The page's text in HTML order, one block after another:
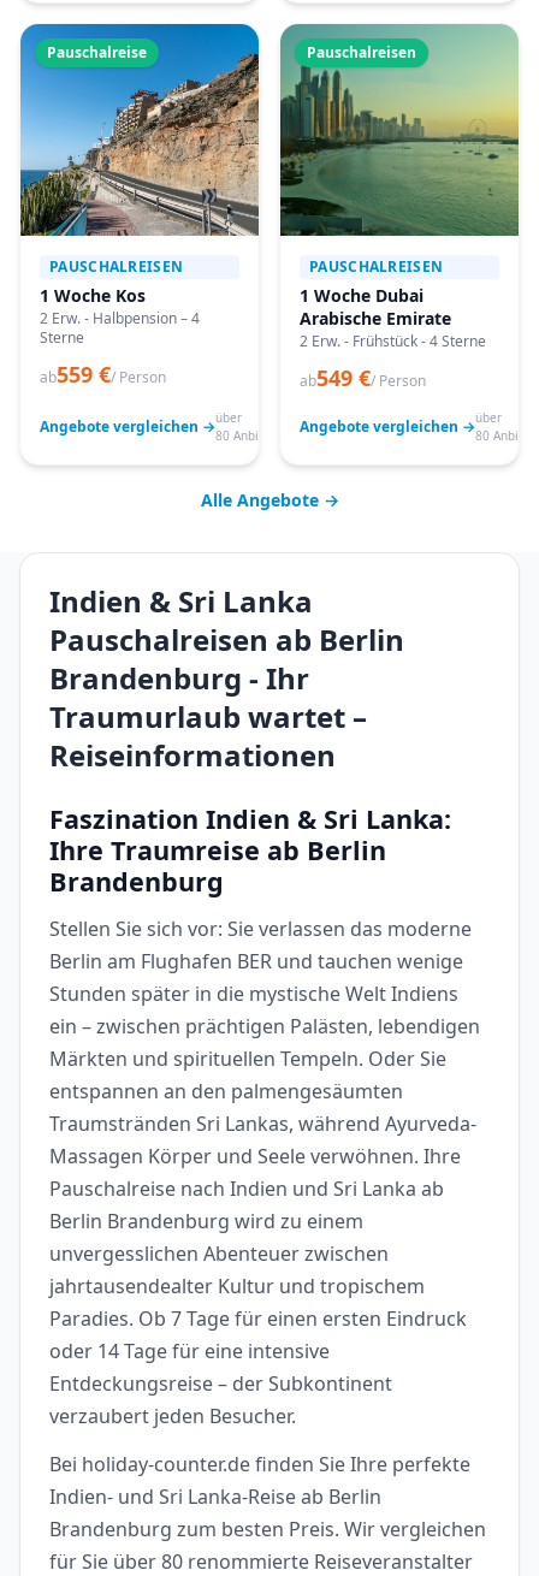
Pauschalreise
PAUSCHALREISEN
1 Woche Kos
2 Erw. - Halbpension – 4
Sterne
ab559 €/ Person
Angebote vergleichen →über
80 Anbieter
Pauschalreisen
PAUSCHALREISEN
1 Woche Dubai
Arabische Emirate
2 Erw. - Frühstück - 4 Sterne
ab549 €/ Person
Angebote vergleichen →über
80
Alle Angebote →
Indien & Sri Lanka
Pauschalreisen ab Berlin
Brandenburg - Ihr
Traumurlaub wartet –
Reiseinformationen
Faszination Indien & Sri Lanka:
Ihre Traumreise ab Berlin
Brandenburg
Stellen Sie sich vor: Sie verlassen das moderne
Berlin am Flughafen BER und tauchen wenige
Stunden später in die mystische Welt Indiens
ein – zwischen prächtigen Palästen, lebendigen
Märkten und spirituellen Tempeln. Oder Sie
entspannen an den palmengesäumten
Traumstränden Sri Lankas, während Ayurveda-
Massagen Körper und Seele verwöhnen. Ihre
Pauschalreise nach Indien und Sri Lanka ab
Berlin Brandenburg wird zu einem
unvergesslichen Abenteuer zwischen
jahrtausendealter Kultur und tropischem
Paradies. Ob 7 Tage für einen ersten Eindruck
oder 14 Tage für eine intensive
Entdeckungsreise – der Subkontinent
verzaubert jeden Besucher.
Bei holiday-counter.de finden Sie Ihre perfekte
Indien- und Sri Lanka-Reise ab Berlin
Brandenburg zum besten Preis. Wir vergleichen
für Sie über 80 renommierte Reiseveranstalter